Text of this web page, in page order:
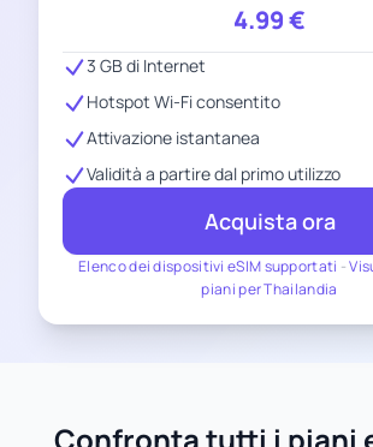
4.99€
Elenco dei dispositivi eSIM supportati -
piani per Thailandia
3 GB di Internet
Hotspot Wi-Fi consentito
Attivazione istantanea
Validità a partire dal primo utilizzo
Acquista ora